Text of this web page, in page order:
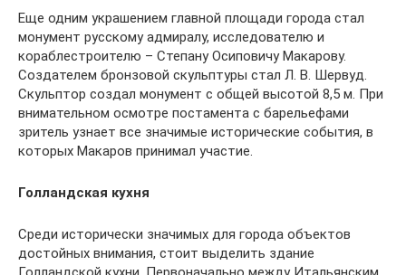
Еще одним украшением главной площади города стал
монумент русскому адмиралу, исследователю и
кораблестроителю – Степану Осиповичу Макарову.
Создателем бронзовой скульптуры стал Л. В. Шервуд.
Скульптор создал монумент с общей высотой 8,5 м. При
внимательном осмотре постамента с барельефами
зритель узнает все значимые исторические события, в
которых Макаров принимал участие.
Голландская кухня
Среди исторически значимых для города объектов
достойных внимания, стоит выделить здание